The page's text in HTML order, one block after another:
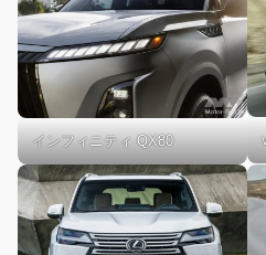
インフィニティ QX80